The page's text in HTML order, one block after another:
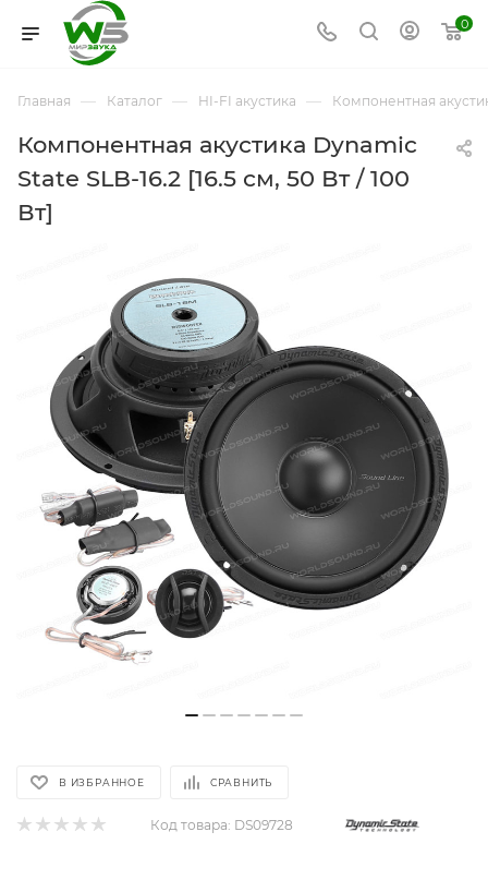
0
Главная — Каталог — HI-FI акустика — Компонентная
Компонентная акустика Dynamic
State SLB-16.2 [16.5 см, 50 Вт / 100
Вт]
В ИЗБРАННОЕ СРАВНИТЬ
Код товара: DS09728